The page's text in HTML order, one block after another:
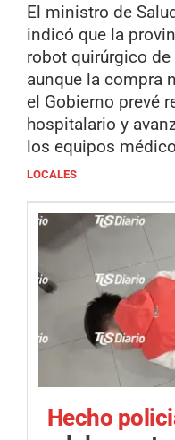
El ministro de
indicó que la
robot quirúrgico
aunque la compra
el Gobierno prevé
hospitalario y
los equipos
LOCALES
Hecho